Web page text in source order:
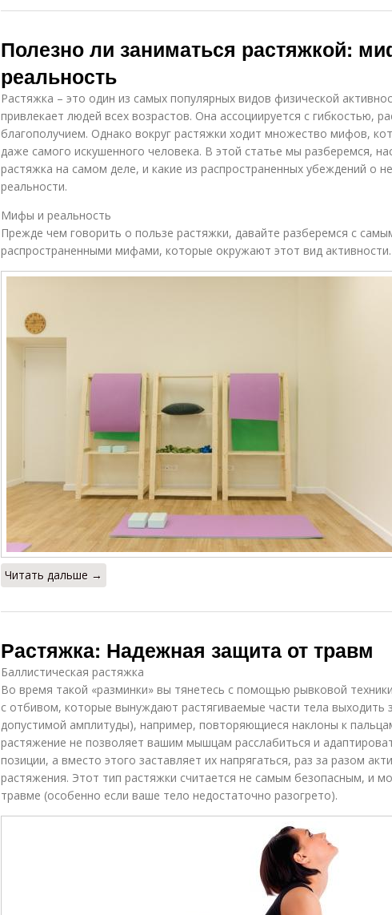
Полезно ли заниматься растяжкой:
реальность
Растяжка – это один из самых популярных видов физической
привлекает людей всех возрастов. Она ассоциируется с гибкостью,
благополучием. Однако вокруг растяжки ходит множество мифов,
даже самого искушенного человека. В этой статье мы разберемся,
растяжка на самом деле, и какие из распространенных убеждений о
реальности.
Мифы и реальность
Прежде чем говорить о пользе растяжки, давайте разберемся с
распространенными мифами, которые окружают этот вид активности.
Читать дальше →
Растяжка: Надежная защита от травм
Баллистическая растяжка
Во время такой «разминки» вы тянетесь с помощью рывковой
с отбивом, которые вынуждают растягиваемые части тела выходить
допустимой амплитуды), например, повторяющиеся наклоны к
растяжение не позволяет вашим мышцам расслабиться и
позиции, а вместо этого заставляет их напрягаться, раз за разом
растяжения. Этот тип растяжки считается не самым безопасным, и
травме (особенно если ваше тело недостаточно разогрето).